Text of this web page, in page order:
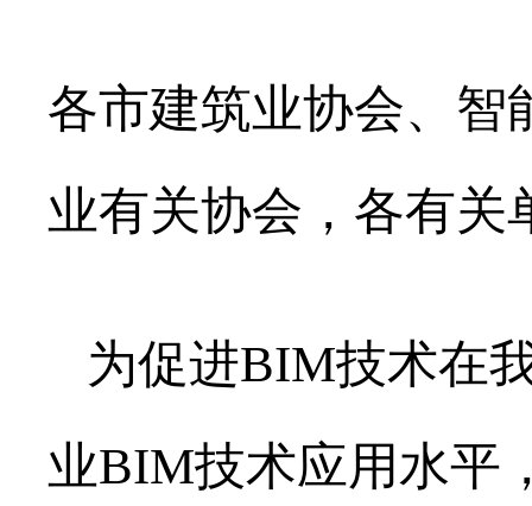
各市建筑业协会、智
业有关协会，各有关
为促进BIM技术在
业BIM技术应用水平